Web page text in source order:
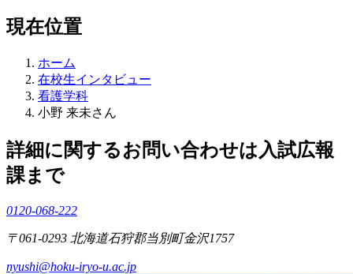
現在位置
ホーム
在校生インタビュー
看護学科
小野 来未さん
詳細に関するお問い合わせは入試広報
課まで
0120-068-222
〒061-0293 北海道石狩郡当別町金沢1757
nyushi@hoku-iryo-u.ac.jp